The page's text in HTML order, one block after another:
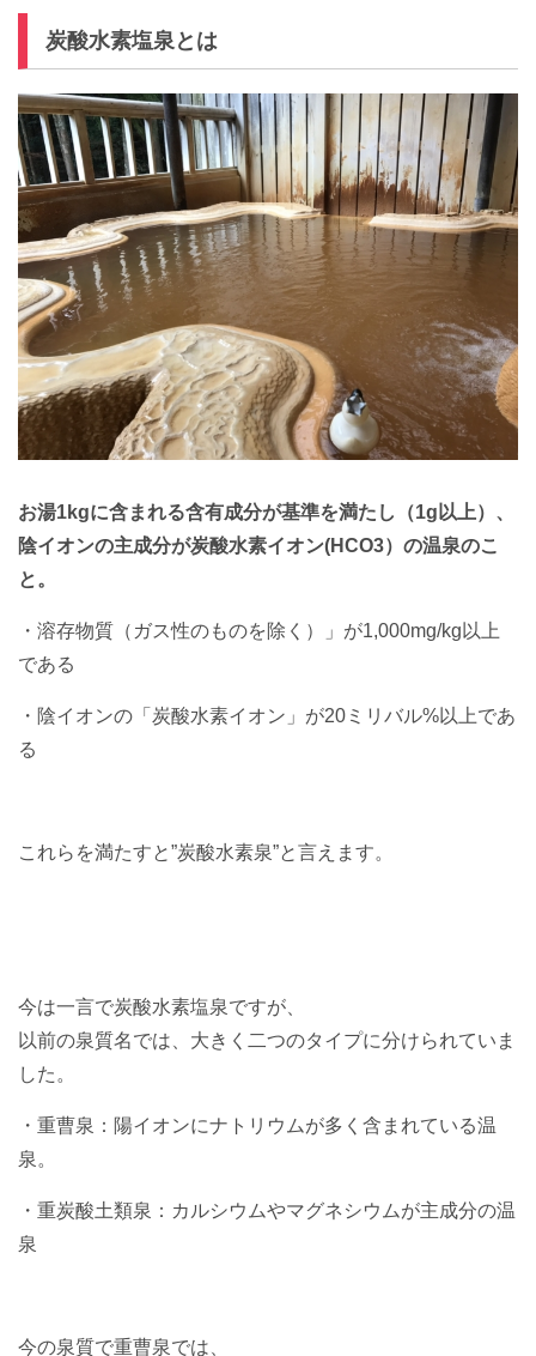
炭酸水素塩泉とは
お湯1kgに含まれる含有成分が基準を満たし（1g以上）、
陰イオンの主成分が炭酸水素イオン(HCO3）の温泉のこ
と。
・溶存物質（ガス性のものを除く）」が1,000mg/kg以上
である
・陰イオンの「炭酸水素イオン」が20ミリバル%以上であ
る
これらを満たすと”炭酸水素泉”と言えます。
今は一言で炭酸水素塩泉ですが、
以前の泉質名では、大きく二つのタイプに分けられていま
した。
・重曹泉：陽イオンにナトリウムが多く含まれている温
泉。
・重炭酸土類泉：カルシウムやマグネシウムが主成分の温
泉
今の泉質で重曹泉では、